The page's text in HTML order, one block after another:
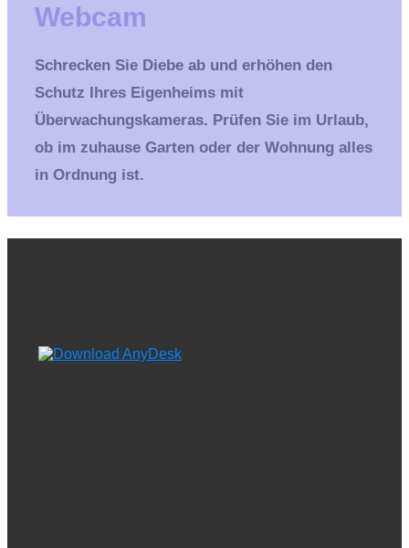
Webcam
Schrecken Sie Diebe ab und erhöhen den
Schutz Ihres Eigenheims mit
Überwachungskameras. Prüfen Sie im Urlaub,
ob im zuhause Garten oder der Wohnung alles
in Ordnung ist.